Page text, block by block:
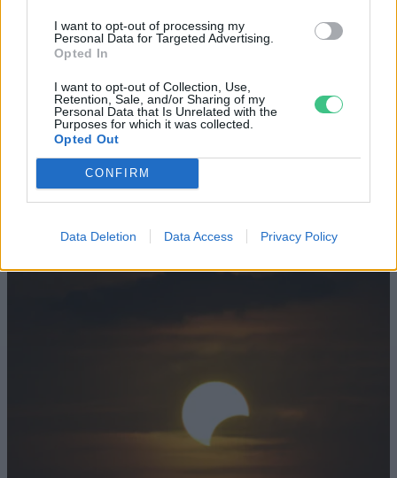
I want to opt-out of processing my
Personal Data for Targeted Advertising.
Opted In
I want to opt-out of Collection, Use,
Retention, Sale, and/or Sharing of my
Personal Data that Is Unrelated with the
Purposes for which it was collected.
Opted Out
CONFIRM
Data Deletion Data Access Privacy Policy
Minden évszázadra jutott egy
„szuperaszály”, az idei év mégis más
AGRÁRIUM
Miért viseli meg az embert a hőség és
mit tehetünk ellene?
EGÉSZSÉGÜNK